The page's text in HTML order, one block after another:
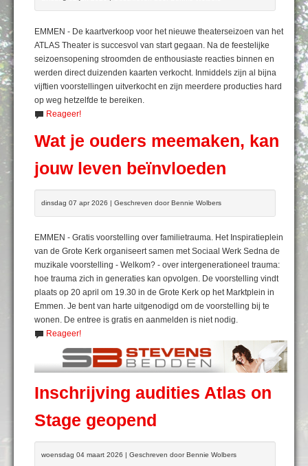
EMMEN - De kaartverkoop voor het nieuwe theaterseizoen van het
ATLAS Theater is succesvol van start gegaan. Na de feestelijke
seizoensopening stroomden de enthousiaste reacties binnen en
werden direct duizenden kaarten verkocht. Inmiddels zijn al bijna
vijftien voorstellingen uitverkocht en zijn meerdere producties hard
op weg hetzelfde te bereiken.
Reageer!
Wat je ouders meemaken, kan
jouw leven beïnvloeden
dinsdag 07 apr 2026 | Geschreven door Bennie Wolbers
EMMEN - Gratis voorstelling over familietrauma. Het Inspiratieplein
van de Grote Kerk organiseert samen met Sociaal Werk Sedna de
muzikale voorstelling - Welkom? - over intergenerationeel trauma:
hoe trauma zich in generaties kan opvolgen. De voorstelling vindt
plaats op 20 april om 19.30 in de Grote Kerk op het Marktplein in
Emmen. Je bent van harte uitgenodigd om de voorstelling bij te
wonen. De entree is gratis en aanmelden is niet nodig.
Reageer!
Inschrijving audities Atlas on
Stage geopend
woensdag 04 maart 2026 | Geschreven door Bennie Wolbers